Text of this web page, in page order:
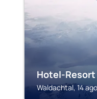
Hotel-
Waldachtal, 14